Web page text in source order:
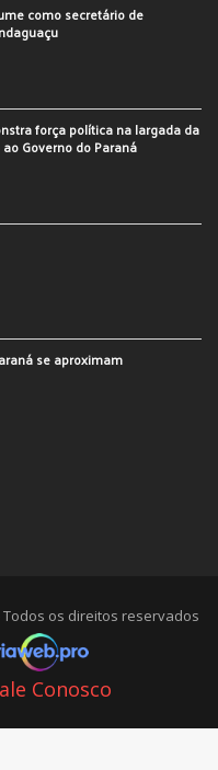
como secretário de
força política na largada da
Governo do Paraná
se aproximam
os direitos reservados
Conosco